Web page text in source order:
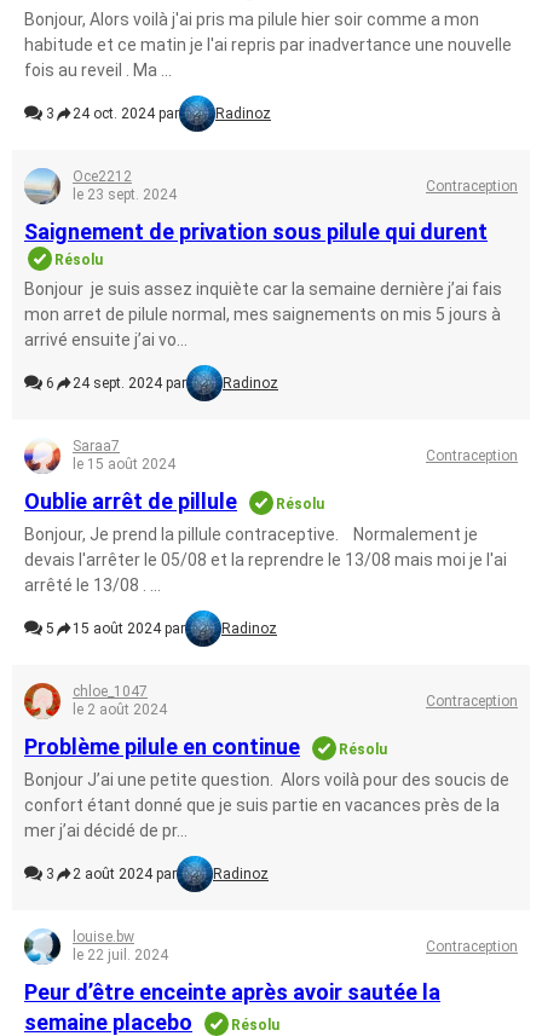
Bonjour, Alors voilà j'ai pris ma pilule hier soir comme a mon
habitude et ce matin je l'ai repris par inadvertance une nouvelle
fois au reveil . Ma ...
3 24 oct. 2024 par Radinoz
Oce2212
le 23 sept. 2024
Contraception
Saignement de privation sous pilule qui durent
Résolu
Bonjour je suis assez inquiète car la semaine dernière j’ai fais
mon arret de pilule normal, mes saignements on mis 5 jours à
arrivé ensuite j’ai vo...
6 24 sept. 2024 par Radinoz
Saraa7
le 15 août 2024
Contraception
Oublie arrêt de pillule Résolu
Bonjour, Je prend la pillule contraceptive. Normalement je
devais l'arrêter le 05/08 et la reprendre le 13/08 mais moi je l'ai
arrêté le 13/08 . ...
5 15 août 2024 par Radinoz
chloe_1047
le 2 août 2024
Contraception
Problème pilule en continue Résolu
Bonjour J’ai une petite question. Alors voilà pour des soucis de
confort étant donné que je suis partie en vacances près de la
mer j’ai décidé de pr...
3 2 août 2024 par Radinoz
louise.bw
le 22 juil. 2024
Contraception
Peur d’être enceinte après avoir sautée la
semaine placebo
Résolu